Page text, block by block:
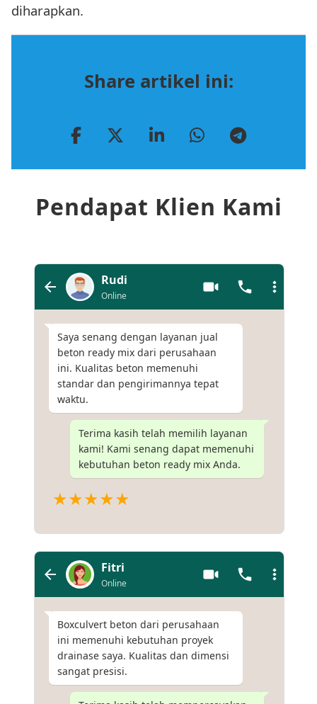
diharapkan.
Share artikel ini:
Pendapat Klien Kami
Rudi
Online
Saya senang dengan layanan jual
beton ready mix dari perusahaan
ini. Kualitas beton memenuhi
standar dan pengirimannya tepat
waktu.
Terima kasih telah memilih layanan
kami! Kami senang dapat memenuhi
kebutuhan beton ready mix Anda.
★★★★★
Fitri
Online
Boxculvert beton dari perusahaan
ini memenuhi kebutuhan proyek
drainase saya. Kualitas dan dimensi
sangat presisi.